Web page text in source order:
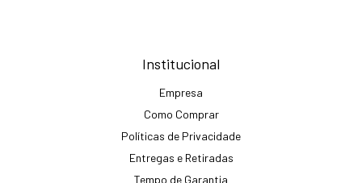
Institucional
Empresa
Como Comprar
Políticas de Privacidade
Entregas e Retiradas
Tempo de Garantia